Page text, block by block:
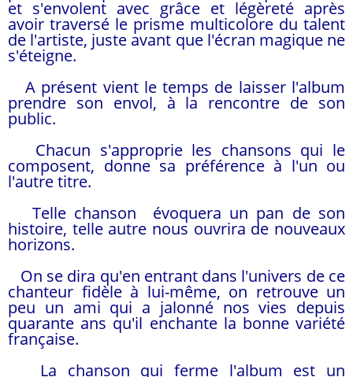
et s'envolent avec grâce et légèreté après
avoir traversé le prisme multicolore du talent
de l'artiste, juste avant que l'écran magique ne
s'éteigne.
A présent vient le temps de laisser l'album
prendre son envol, à la rencontre de son
public.
Chacun s'approprie les chansons qui le
composent, donne sa préférence à l'un ou
l'autre titre.
Telle chanson évoquera un pan de son
histoire, telle autre nous ouvrira de nouveaux
horizons.
On se dira qu'en entrant dans l'univers de ce
chanteur fidèle à lui-même, on retrouve un
peu un ami qui a jalonné nos vies depuis
quarante ans qu'il enchante la bonne variété
française.
La chanson qui ferme l'album est un